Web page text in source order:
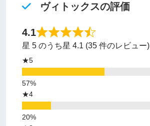
ヴィトックスの評価
4.1
星 5 のうち星 4.1 (35 件のレビュー)
★5
★4